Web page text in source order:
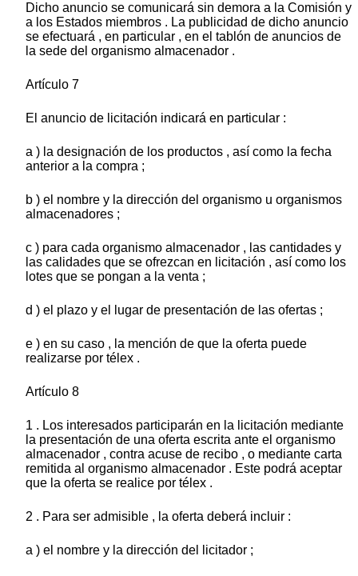
Dicho anuncio se comunicará sin demora a la Comisión y
a los Estados miembros . La publicidad de dicho anuncio
se efectuará , en particular , en el tablón de anuncios de
la sede del organismo almacenador .
Artículo 7
El anuncio de licitación indicará en particular :
a ) la designación de los productos , así como la fecha
anterior a la compra ;
b ) el nombre y la dirección del organismo u organismos
almacenadores ;
c ) para cada organismo almacenador , las cantidades y
las calidades que se ofrezcan en licitación , así como los
lotes que se pongan a la venta ;
d ) el plazo y el lugar de presentación de las ofertas ;
e ) en su caso , la mención de que la oferta puede
realizarse por télex .
Artículo 8
1 . Los interesados participarán en la licitación mediante
la presentación de una oferta escrita ante el organismo
almacenador , contra acuse de recibo , o mediante carta
remitida al organismo almacenador . Este podrá aceptar
que la oferta se realice por télex .
2 . Para ser admisible , la oferta deberá incluir :
a ) el nombre y la dirección del licitador ;